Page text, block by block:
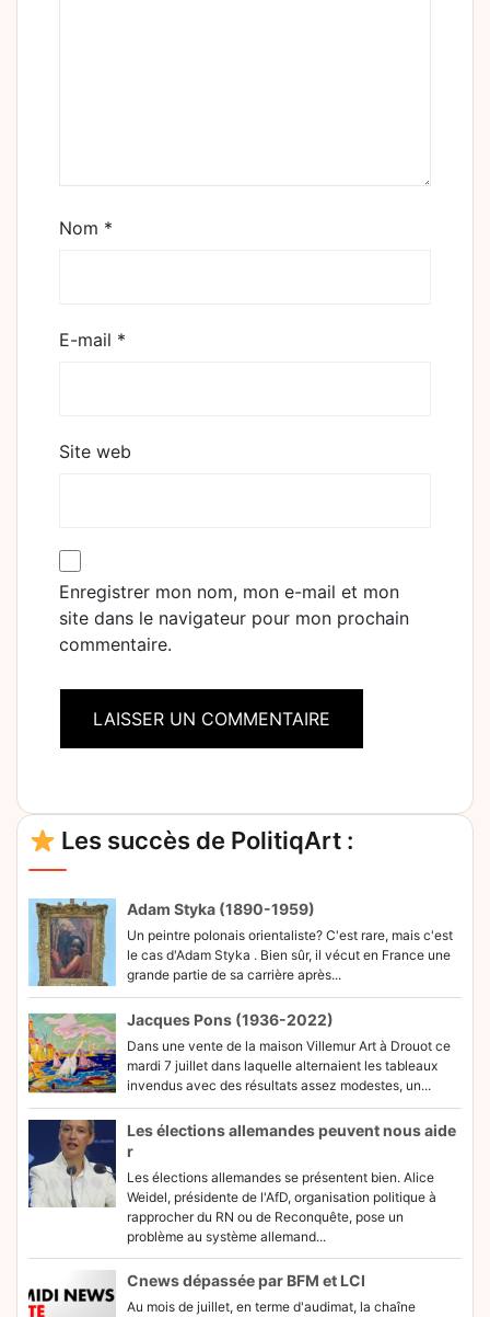
Nom *
E-mail *
Site web
Enregistrer mon nom, mon e-mail et mon
site dans le navigateur pour mon prochain
commentaire.
Les succès de PolitiqArt :
Adam Styka (1890-1959)
Un peintre polonais orientaliste? C'est rare, mais c'est
le cas d'Adam Styka . Bien sûr, il vécut en France une
grande partie de sa carrière après...
Jacques Pons (1936-2022)
Dans une vente de la maison Villemur Art à Drouot ce
mardi 7 juillet dans laquelle alternaient les tableaux
invendus avec des résultats assez modestes, un...
Les élections allemandes peuvent nous aide
r
Les élections allemandes se présentent bien. Alice
Weidel, présidente de l'AfD, organisation politique à
rapprocher du RN ou de Reconquête, pose un
problème au système allemand...
Cnews dépassée par BFM et LCI
Au mois de juillet, en terme d'audimat, la chaîne